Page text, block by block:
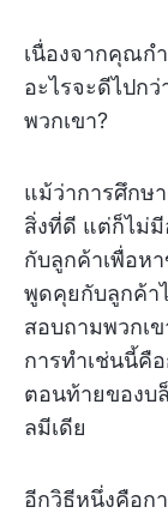
เนื่องจากคุณก
อะไรจะดีไปก
พวกเขา?
แม้ว่าการศึกษ
สิ่งที่ดี แต่ก็ไม่มี
กับลูกค้าเพื่อห
พูดคุยกับลูกค้า
สอบถามพวกเ
การทำเช่นนี้คื
ตอนท้ายของบ
ลมีเดีย
อีกวิธีหนึ่งคือก